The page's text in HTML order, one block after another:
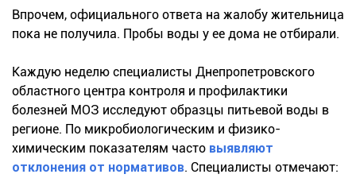
Впрочем, официального ответа на жалобу жительница
пока не получила. Пробы воды у ее дома не отбирали.
Каждую неделю специалисты Днепропетровского
областного центра контроля и профилактики
болезней МОЗ исследуют образцы питьевой воды в
регионе. По микробиологическим и физико-
химическим показателям часто выявляют
отклонения от нормативов. Специалисты отмечают: